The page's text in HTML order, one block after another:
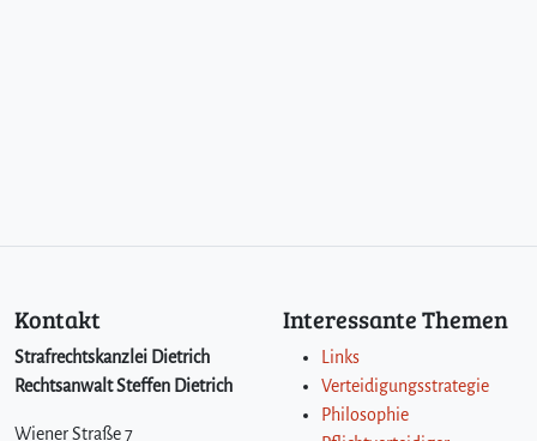
Kontakt
Strafrechtskanzlei Dietrich
Rechtsanwalt Steffen Dietrich
Wiener Straße 7
Interessante Themen
Links
Verteidigungsstrategie
Philosophie